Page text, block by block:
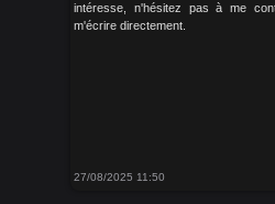
intéresse, n'hésitez pas à me
m'écrire directement.
27/08/2025 11:50